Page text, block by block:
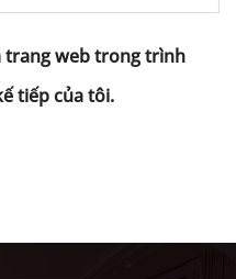
trang web trong trình
tiếp của tôi.